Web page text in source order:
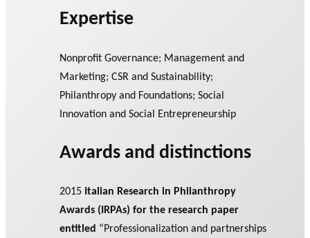
Expertise
Nonprofit Governance; Management and
Marketing; CSR and Sustainability;
Philanthropy and Foundations; Social
Innovation and Social Entrepreneurship
Awards and distinctions
2015 Italian Research in Philanthropy
Awards (IRPAs) for the research paper
entitled “Professionalization and partnerships